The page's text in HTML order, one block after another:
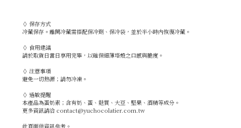
◊ 保存方式
冷藏保存。離開冷藏需搭配保冷劑、保冷袋，並於半小時內恢復冷藏。
◊ 食用建議
請於取貨日當日享用完畢，以確保細薄塔殼之口感與脆度。
◊ 注意事項
避免一切熱源；請勿冷凍。
◊ 過敏提醒
本產品為蛋奶素；含有奶、蛋、麩質、大豆、堅果、酒精等成分。
更多資訊請洽 contact@yuchocolatier.com.tw
此頁面供資訊參考。